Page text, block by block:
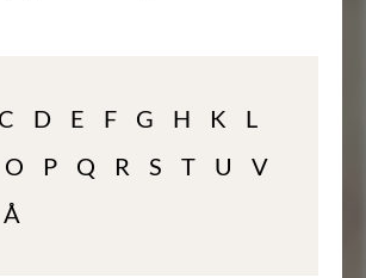
C D E F G H K
L
O P Q R S T U
V
Å